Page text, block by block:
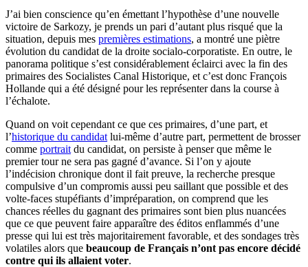
J’ai bien conscience qu’en émettant l’hypothèse d’une nouvelle
victoire de Sarkozy, je prends un pari d’autant plus risqué que la
situation, depuis mes premières estimations, a montré une piètre
évolution du candidat de la droite socialo-corporatiste. En outre, le
panorama politique s’est considérablement éclairci avec la fin des
primaires des Socialistes Canal Historique, et c’est donc François
Hollande qui a été désigné pour les représenter dans la course à
l’échalote.
Quand on voit cependant ce que ces primaires, d’une part, et
l’historique du candidat lui-même d’autre part, permettent de brosser
comme portrait du candidat, on persiste à penser que même le
premier tour ne sera pas gagné d’avance. Si l’on y ajoute
l’indécision chronique dont il fait preuve, la recherche presque
compulsive d’un compromis aussi peu saillant que possible et des
volte-faces stupéfiants d’impréparation, on comprend que les
chances réelles du gagnant des primaires sont bien plus nuancées
que ce que peuvent faire apparaître des éditos enflammés d’une
presse qui lui est très majoritairement favorable, et des sondages très
volatiles alors que beaucoup de Français n’ont pas encore décidé
contre qui ils allaient voter.